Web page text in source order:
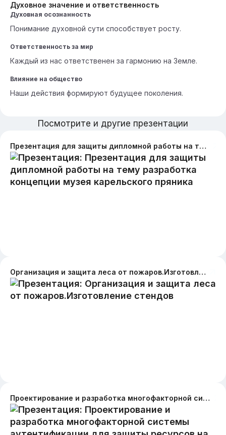
Духовное значение и ответственность
Духовная осознанность
Понимание духовной сути способствует росту.
Ответственность за мир
Каждый из нас ответственен за гармонию на Земле.
Влияние на общество
Наши действия формируют будущее поколения.
Посмотрите и другие презентации
Презентация для защиты дипломной работы на тему разработка концепции музея карельского пряника
Организация и защита леса от пожаров.Изготовление стендов
Проектирование и разработка многофакторной системы аутентификации для защиты ресурсов на предприятии ООО "ПОССЕРВИС"